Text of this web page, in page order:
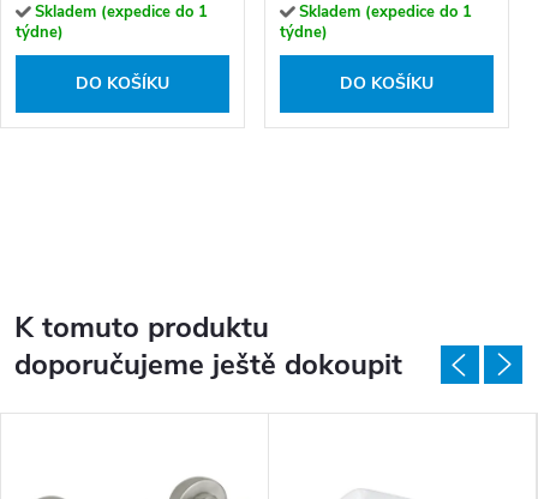
Skladem (expedice do 1
týdne)
DO KOŠÍKU
Skladem (expedice do 1
týdne)
DO KOŠÍKU
K tomuto produktu
doporučujeme ještě dokoupit